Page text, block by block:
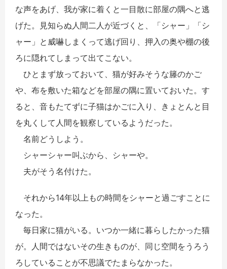
な声をあげ、我が家に着くと一目散に部屋の隅へと逃
げた。見知らぬ人間二人が近づくと、「シャー」「シ
ャー」と威嚇しまくって逃げ回り、押入の奥や棚の後
ろに隠れてしまって出てこない。
ひとまず放っておいて、猫が好みそうな籐のかご
や、布を敷いた箱などを部屋の隅に置いておいた。す
ると、音もたてずに子猫はかごに入り、きょとんと目
を丸くして 人間を観察しているよう だった。
名前どうしよう。
シャーシャー叫ぶから、シャーや。
夫がそう名付けた。
それから14年以上もの時間をシャーと過ごすことに
なった。
毎日家に猫がいる。 いつか一緒に暮らしたかった猫
が。人間ではないその生きものが、同じ空間をうろう
ろしていることが不思議でたまらなかった。